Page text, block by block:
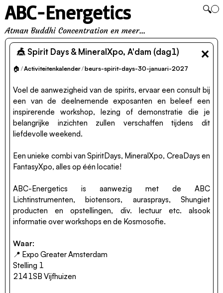
🔍
ABC-Energetics
Atman Buddhi Concentration en meer...
×
🎪 Spirit Days & MineralXpo, A'dam (dag1)
🏠 /Activiteitenkalender/beurs-spirit-days-30-januari-2027
Voel de aanwezigheid van de spirits, ervaar een consult bij
een van de deelnemende exposanten en beleef een
inspirerende workshop, lezing of demonstratie die je
belangrijke inzichten zullen verschaffen tijdens dit
liefdevolle weekend.
Een unieke combi van SpiritDays, MineralXpo, CreaDays en
FantasyXpo, alles op één locatie!
ABC-Energetics is aanwezig met de ABC
Lichtinstrumenten, biotensors, aurasprays, Shungiet
producten en opstellingen, div. lectuur etc. alsook
informatie over workshops en de Kosmosofie.
Waar:
📍 Expo Greater Amsterdam
Stelling 1
2141SB Vijfhuizen